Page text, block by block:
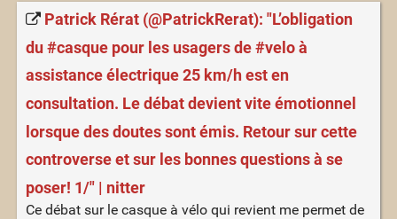
Patrick Rérat (@PatrickRerat): "L’obligation
du #casque pour les usagers de #velo à
assistance électrique 25 km/h est en
consultation. Le débat devient vite émotionnel
lorsque des doutes sont émis. Retour sur cette
controverse et sur les bonnes questions à se
poser! 1/" | nitter
Ce débat sur le casque à vélo qui revient me permet de